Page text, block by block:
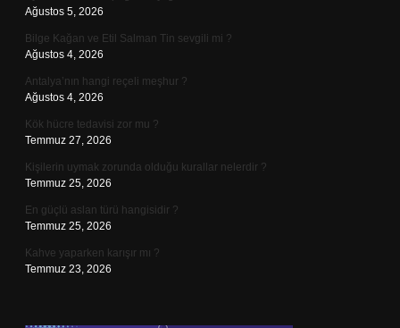
Ağustos 5, 2026
Bilge Kağan ve Etil Salman Tin sevgili mi ?
Ağustos 4, 2026
Antalya’nın hangi reçeli meşhur ?
Ağustos 4, 2026
Kök hücre tedavisi zor mu ?
Temmuz 27, 2026
Kişilerin uymak zorunda olduğu kurallar nelerdir ?
Temmuz 25, 2026
En güçlü aslan türü hangisidir ?
Temmuz 25, 2026
Kahve yaparken karışır mı ?
Temmuz 23, 2026